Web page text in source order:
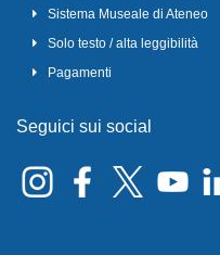
Sistema Museale di Ateneo
Solo testo / alta leggibilità
Pagamenti
Seguici sui social